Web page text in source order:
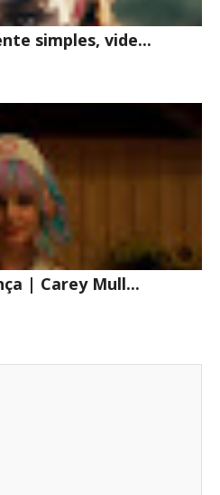
simples, vide...
| Carey Mull...